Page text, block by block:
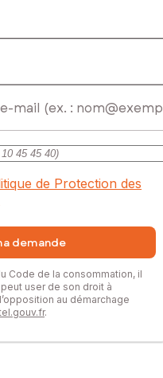
: Marine SABOURAUD, Tél.
- EI -
RSAC de Draguignan sous
de Protection des
demande
Code de la consommation, il
user de son droit à
au démarchage
.